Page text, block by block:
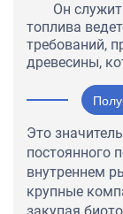
Он
топлива
требований,
древесины,
Это
постоянного
внутреннем
крупные